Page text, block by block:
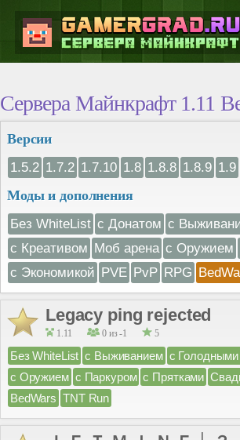
Сервера Майнкрафт 1.11
Версии
1.5.2 1.7.2 1.7.10 1.8 1.8.8 1.8.9 1.9
Моды и дополнения
Без WhiteList с Донатом с
с Креативом Моб арена с Оружием
с Экономикой PVE PvP RPG
Legacy ping rejected
1.11 0 из -1 5
Без WhiteList с Выживанием с Голодными
с Оружием с Паркуром с Прятками
BedWars TNT Run